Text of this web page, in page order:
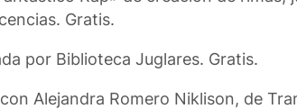
Gratis.
por Biblioteca Juglares. Gratis.
Alejandra Romero Niklison, de